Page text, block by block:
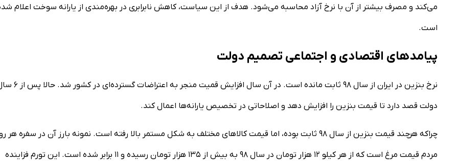
می‌کند و مصرف بیشتر از آن با نرخ آزاد محاسبه می‌شود. هدف از این سیاست، کاهش نابرابری در بهره‌مندی از یارانه سوخت اعلام
است.
پیامد‌های اقتصادی و اجتماعی تصمیم دولت
نرخ بنزین در ایران از سال ۹۸ ثابت مانده است. در آن سال افزایش قمیت منجر به
دولت قصد دارد تا قیمت بنزین را افزایش دهد و اصلاحاتی در تخصیص یارانه‌ها اعمال کند.
چراکه هرچند قیمت بنزین از سال ۹۸ ثابت بوده، اما قیمت کالا‌های مختلف به شکل مستمر بالا رفته است. نمونه بارز آن در سفره هر
مردم قیمت مرغ است که از هر کیلو ۱۲ هزار تومان در سال ۹۸ به بیش از ۱۳۵ هزار تومان رسیده و ۱۱ برابر شده است. این تورم فزاینده